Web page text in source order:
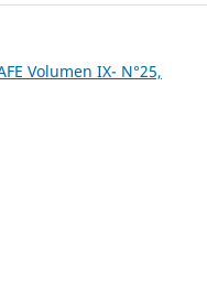
Volumen IX- N°25,